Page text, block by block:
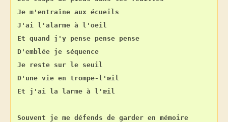
Je m'entraîne aux écueils
J'ai l'alarme à l'oeil
Et quand j'y pense pense pense
D'emblée je séquence
Je reste sur le seuil
D'une vie en trompe-l'œil
Et j'ai la larme à l'œil
Souvent je me défends de garder en mémoire